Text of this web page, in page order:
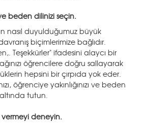
beden dilinizi seçin.
nasıl duyulduğumuz büyük
biçimlerimize bağlıdır.
Teşekkürler" ifadesini alaycı bir
öğrencilere doğru sallayarak
hepsini bir çırpıda yok eder.
öğrenciye yakınlığınızı ve beden
tutun.
deneyin.